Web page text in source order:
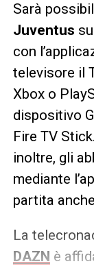
Sarà
Juventus
con
televisore il
Xbox o
dispositivo
Fire TV
inoltre, gli
mediante
partita
La
DAZN è